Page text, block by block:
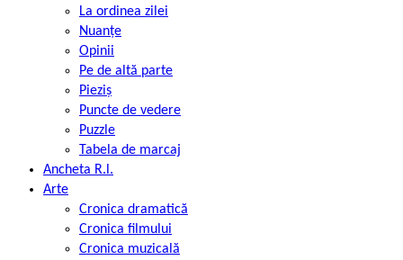
La ordinea zilei
Nuanțe
Opinii
Pe de altă parte
Pieziș
Puncte de vedere
Puzzle
Tabela de marcaj
Ancheta R.l.
Arte
Cronica dramatică
Cronica filmului
Cronica muzicală